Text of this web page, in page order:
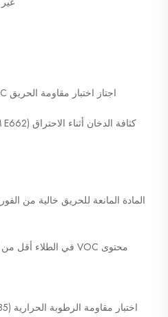
اجتاز اختبار مقاومة الحريق UL 10C (درجات 20/45/90 دقيقة).
المادة المانعة للحريق خالية من
محتوى VOC في الطلاء أقل من 250g / L (EPA 40 CFR Part 59).